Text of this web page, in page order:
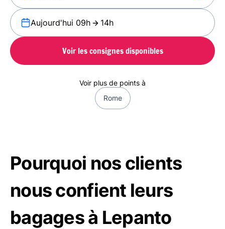
Aujourd'hui 09h 14h
Voir les consignes disponibles
Voir plus de points à
Rome
Pourquoi nos clients
nous confient leurs
bagages à Lepanto